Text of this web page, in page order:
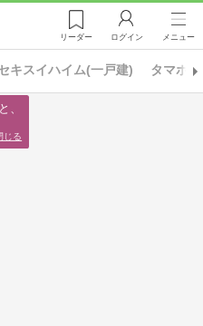
リーダー ログイン メニュー
キスイハイム(一戸建) タマホ
、
じる